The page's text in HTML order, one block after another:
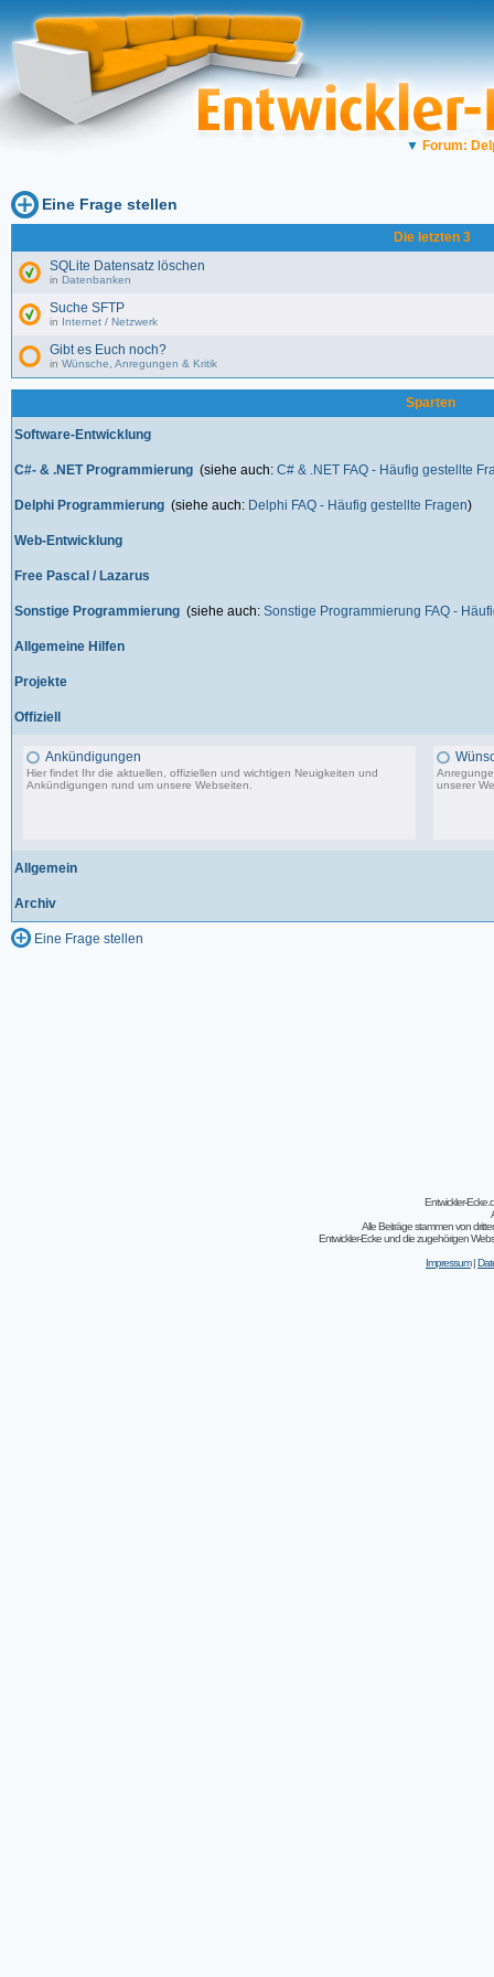
▼ Forum:
Eine Frage stellen
Die letzten 3
SQLite Datensatz löschen
in Datenbanken
Suche SFTP
in Internet / Netzwerk
Gibt es Euch noch?
in Wünsche, Anregungen & Kritik
Sparten
Software-Entwicklung
C#- & .NET Programmierung (siehe auch: C# & .NET FAQ - Häufig gestellte
Delphi Programmierung (siehe auch: Delphi FAQ - Häufig gestellte Fragen)
Web-Entwicklung
Free Pascal / Lazarus
Sonstige Programmierung (siehe auch: Sonstige Programmierung FAQ -
Allgemeine Hilfen
Projekte
Offiziell
Ankündigungen
Hier findet Ihr die aktuellen, offiziellen und wichtigen Neuigkeiten und
Ankündigungen rund um unsere Webseiten.
unserer
Allgemein
Archiv
Eine Frage stellen
Entwickler-
Alle Beiträge stammen von
Entwickler-Ecke und die zugehörigen
Impressum|